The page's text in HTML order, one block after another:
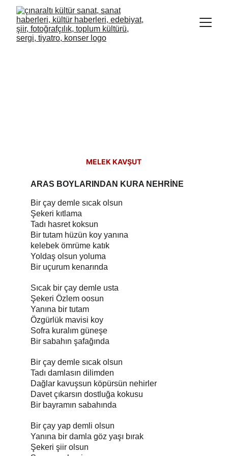
MELEK KAVŞUT
ARAS BOYLARINDAN KURA NEHRİNE
Bir çay demle sıcak olsun
Şekeri kıtlama
Tadı hasret koksun
Bir tutam hüzün koy yanına
kelebek ömrüme katık
Yoldaş olsun yoluma
Bir uçurum kenarında
Sıcak bir çay demle usta
Şekeri Özlem oosun
Yanına bir tutam
Özgürlük mavisi koy
Sofra kuralım güneşe
Bir sabahın şafağında
Bir çay demle sıcak olsun
Tadı damlasın dilimden
Dağlar kavuşsun köpürsün nehirler
Davet çıkarsın dostluğa kokusu
Bir bayramın sabahında
Bir çay yap demli olsun
Yanına bir damla göz yaşı bırak
Şekeri şiir olsun